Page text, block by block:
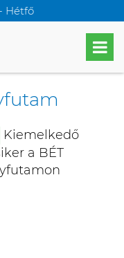
Hétfő
Kiemelkedő
a BÉT